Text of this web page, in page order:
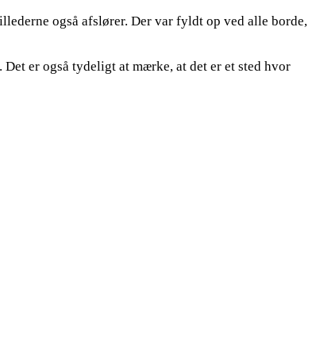
også afslører. Der var fyldt op ved alle borde,
er også tydeligt at mærke, at det er et sted hvor